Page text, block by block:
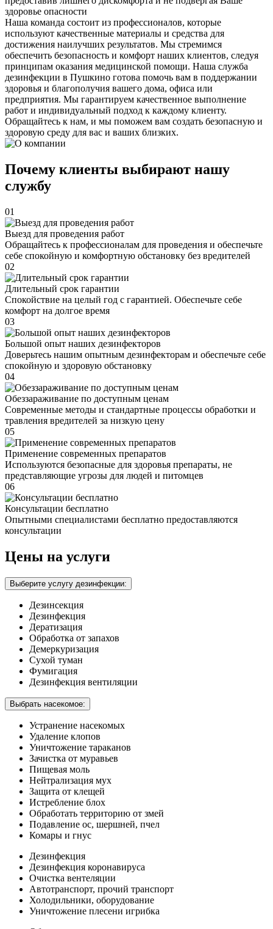
здоровье опасности
Наша команда состоит из профессионалов, которые
используют качественные материалы и средства для
достижения наилучших результатов. Мы стремимся
обеспечить безопасность и комфорт наших клиентов, следуя
принципам оказания медицинской помощи. Наша служба
дезинфекции в Пушкино готова помочь вам в поддержании
здоровья и благополучия вашего дома, офиса или
предприятия. Мы гарантируем качественное выполнение
работ и индивидуальный подход к каждому клиенту.
Обращайтесь к нам, и мы поможем вам создать безопасную и
здоровую среду для вас и ваших близких.
Почему клиенты выбирают нашу
службу
01
Выезд для проведения работ
Обращайтесь к профессионалам для проведения и обеспечьте
себе спокойную и комфортную обстановку без вредителей
02
Длительный срок гарантии
Спокойствие на целый год с гарантией. Обеспечьте себе
комфорт на долгое время
03
Большой опыт наших дезинфекторов
Доверьтесь нашим опытным дезинфекторам и обеспечьте себе
спокойную и здоровую обстановку
04
Обеззараживание по доступным ценам
Современные методы и стандартные процессы обработки и
травления вредителей за низкую цену
05
Применение современных препаратов
Используются безопасные для здоровья препараты, не
представляющие угрозы для людей и питомцев
06
Консультации бесплатно
Опытными специалистами бесплатно предоставляются
консультации
Цены на услуги
Выберите услугу дезинфекции:
Дезинсекция
Дезинфекция
Дератизация
Обработка от запахов
Демеркуризация
Сухой туман
Фумигация
Дезинфекция вентиляции
Выбрать насекомое:
Устранение насекомых
Удаление клопов
Уничтожение тараканов
Зачистка от муравьев
Пищевая моль
Нейтрализация мух
Защита от клещей
Истребление блох
Обработать территорию от змей
Подавление ос, шершней, пчел
Комары и гнус
Дезинфекция
Дезинфекция коронавируса
Очистка вентеляции
Автотранспорт, прочий транспорт
Холодильники, оборудование
Уничтожение плесени игрибка